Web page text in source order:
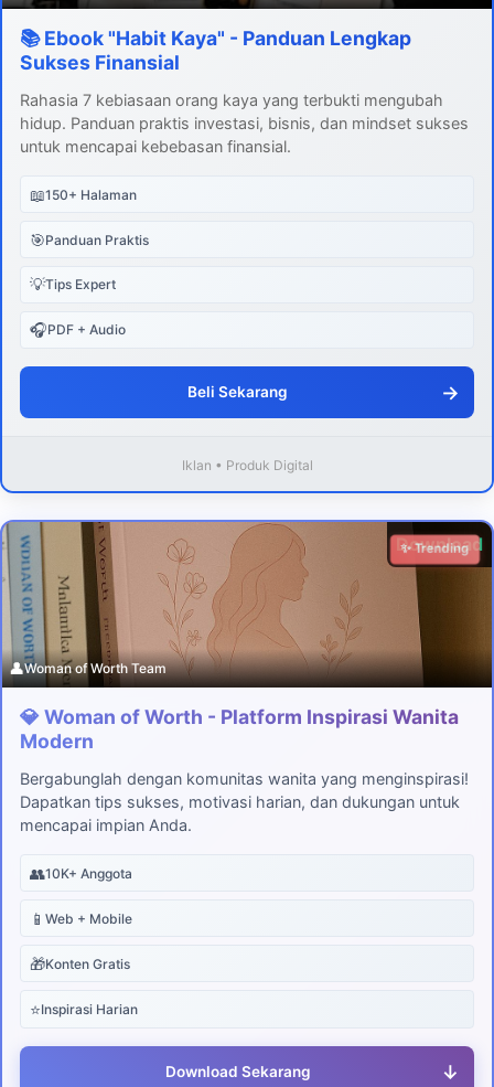
📚 Ebook "Habit Kaya" - Panduan Lengkap
Sukses Finansial
Rahasia 7 kebiasaan orang kaya yang terbukti mengubah
hidup. Panduan praktis investasi, bisnis, dan mindset sukses
untuk mencapai kebebasan finansial.
📖150+ Halaman
🎯Panduan Praktis
💡Tips Expert
🎧PDF + Audio
Beli Sekarang →
Iklan • Produk Digital
Download
✨ Trending
👤Woman of Worth Team
💎 Woman of Worth - Platform Inspirasi Wanita
Modern
Bergabunglah dengan komunitas wanita yang menginspirasi!
Dapatkan tips sukses, motivasi harian, dan dukungan untuk
mencapai impian Anda.
👥10K+ Anggota
📱 Web + Mobile
🎁Konten Gratis
⭐Inspirasi Harian
Download Sekarang ↓